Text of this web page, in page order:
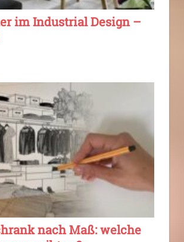
im Industrial Design –
nach Maß: welche